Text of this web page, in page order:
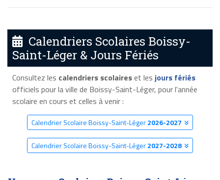
Calendriers Scolaires Boissy-
Saint-Léger & Jours Fériés
Consultez les calendriers scolaireset les jours fériés
officiels pour la ville de Boissy-Saint-Léger, pour l'année
scolaire en cours et celles à venir :
Calendrier Scolaire Boissy-Saint-Léger2026-2027
Calendrier Scolaire Boissy-Saint-Léger2027-2028